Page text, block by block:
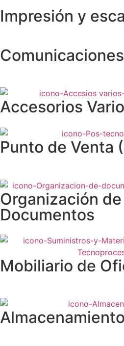
Impresión y
Comunicaciones
Accesorios
Punto de Venta
Organización de
Documentos
Mobiliario de